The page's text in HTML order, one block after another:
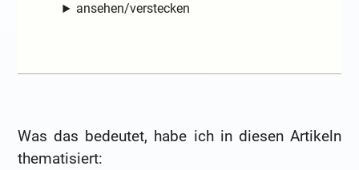
ansehen/verstecken
Was das bedeutet, habe ich in diesen Artikeln
thematisiert: